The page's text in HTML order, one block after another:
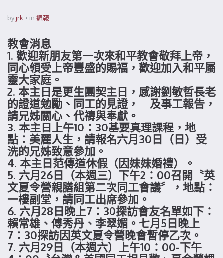
byjrk in 週報
教會消息
1. 歡迎新朋友第一次來和平教會敬拜上帝，
同心領受上帝豐盛的賜福，歡迎加入和平屬
靈大家庭。
2. 本主日是更生團契主日，感謝劉敏哲長老
的證道勉勵、同工的見證， 及事工報告，
請兄姊關心、代禱與奉獻。
3. 本主日上午10：30基要真理課程，地
點：美麗人生，請報名六月30日（日）受
洗的兄姊致意參加。
4. 本主日范傳道休假（因妹妹婚禮）。
5. 六月26日（本週三）下午2：00召開〝英
文夏令營親膳組第二次同工會議〞，地點：
一樓副堂，請同工出席參加。
6. 六月28日晚上7：30探訪會友名單如下：
賴常雄、傅秀丹、李翠媚。七月5日晚上
7：30探訪因英文夏令營晚會暫停乙次。
7. 六月29日（本週六）上午10：00-下午